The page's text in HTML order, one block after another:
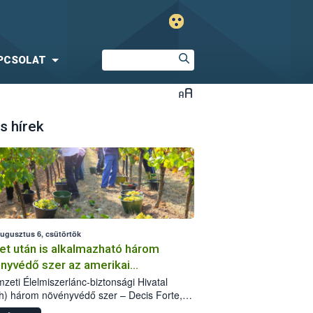
hírek
6, csütörtök
után is alkalmazható három
szer az amerikai
ellen
Élelmiszerlánc-biztonsági Hivatal
három növényvédő szer – Decis Forte,
24 EW, Oroganic – engedélyokiratát